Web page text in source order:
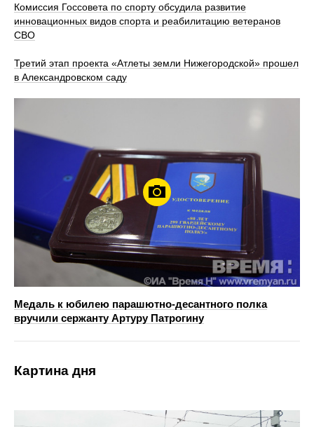
Комиссия Госсовета по спорту обсудила развитие
инновационных видов спорта и реабилитацию ветеранов
СВО
Третий этап проекта «Атлеты земли Нижегородской» прошел
в Александровском саду
Медаль к юбилею парашютно-десантного полка
вручили сержанту Артуру Патрогину
Картина дня